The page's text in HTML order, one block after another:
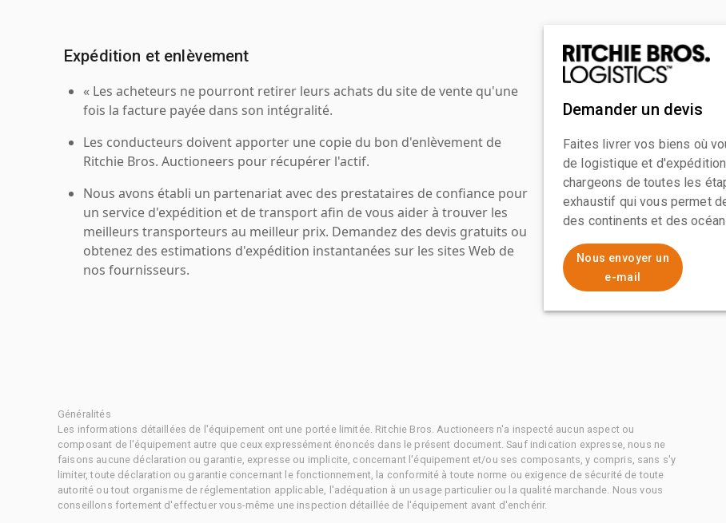
Expédition et enlèvement
« Les acheteurs ne pourront retirer leurs achats du site de vente qu'une
fois la facture payée dans son intégralité.
Les conducteurs doivent apporter une copie du bon d'enlèvement de
Ritchie Bros. Auctioneers pour récupérer l'actif.
Nous avons établi un partenariat avec des prestataires de confiance pour
un service d'expédition et de transport afin de vous aider à trouver les
meilleurs transporteurs au meilleur prix. Demandez des devis gratuits ou
obtenez des estimations d'expédition instantanées sur les sites Web de
nos fournisseurs.
Demander un devis
Faites livrer vos biens où
de logistique et
chargeons de toutes les
exhaustif qui vous permet
des continents et des
Nous envoyer un
e-mail
Généralités
Les informations détaillées de l'équipement ont une portée limitée. Ritchie Bros. Auctioneers n'a inspecté aucun aspect ou
composant de l'équipement autre que ceux expressément énoncés dans le présent document. Sauf indication expresse, nous ne
faisons aucune déclaration ou garantie, expresse ou implicite, concernant l'équipement et/ou ses composants, y compris, sans s'y
limiter, toute déclaration ou garantie concernant le fonctionnement, la conformité à toute norme ou exigence de sécurité de toute
autorité ou tout organisme de réglementation applicable, l'adéquation à un usage particulier ou la qualité marchande. Nous vous
conseillons fortement d'effectuer vous-même une inspection détaillée de l'équipement avant d'enchérir.